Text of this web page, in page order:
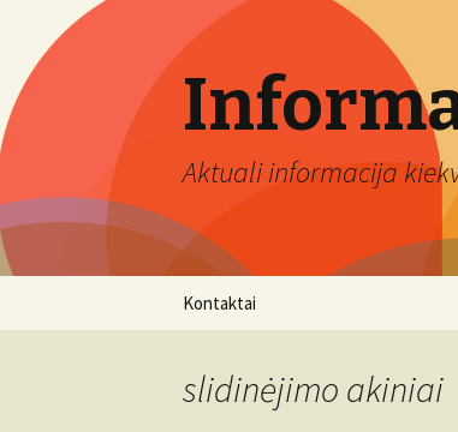
Aktuali informacija
Kontaktai
slidinėjimo akiniai